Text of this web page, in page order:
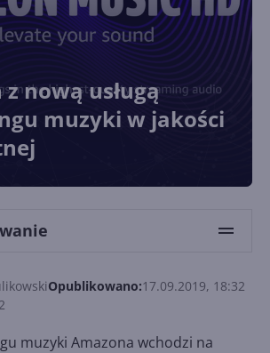
nową usługą
muzyki w jakości
Opublikowano:17.09.2019, 18:32
muzyki Amazona wchodzi na